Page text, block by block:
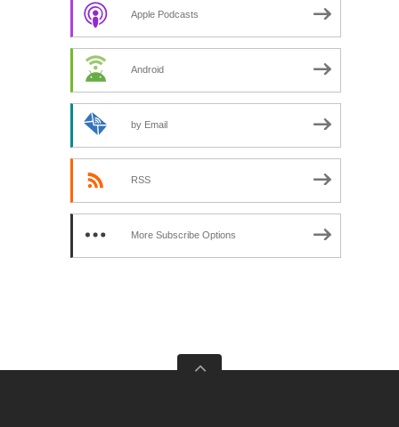
Apple Podcasts
Android
by Email
RSS
More Subscribe Options